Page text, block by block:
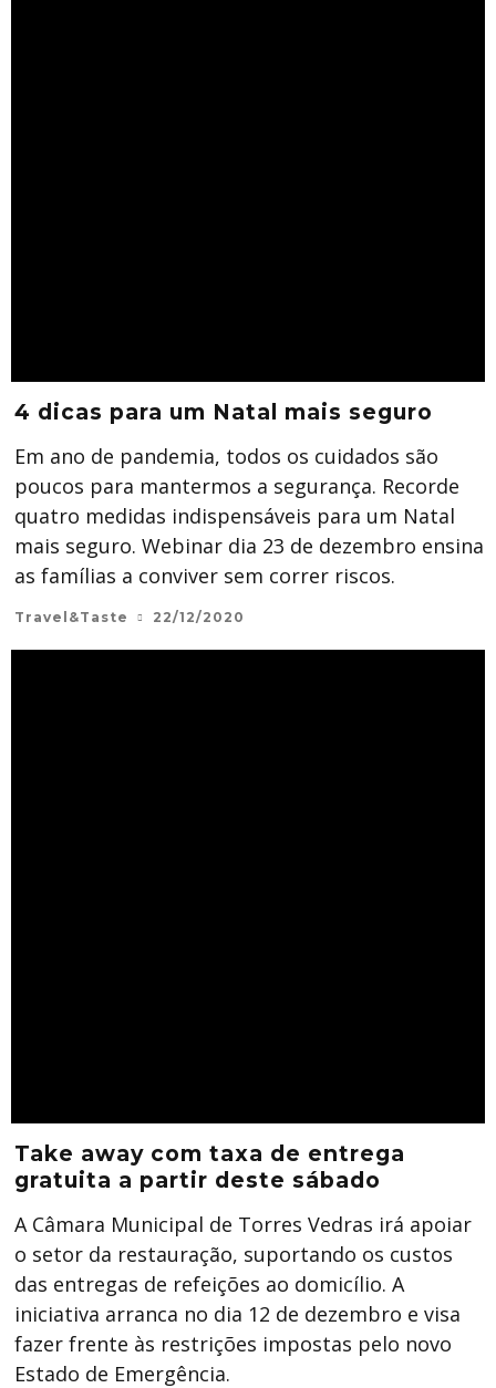
4 dicas para um Natal mais seguro
Em ano de pandemia, todos os cuidados são
poucos para mantermos a segurança. Recorde
quatro medidas indispensáveis para um Natal
mais seguro. Webinar dia 23 de dezembro ensina
as famílias a conviver sem correr riscos.
Travel&Taste 22/12/2020
Take away com taxa de entrega
gratuita a partir deste sábado
A Câmara Municipal de Torres Vedras irá apoiar
o setor da restauração, suportando os custos
das entregas de refeições ao domicílio. A
iniciativa arranca no dia 12 de dezembro e visa
fazer frente às restrições impostas pelo novo
Estado de Emergência.